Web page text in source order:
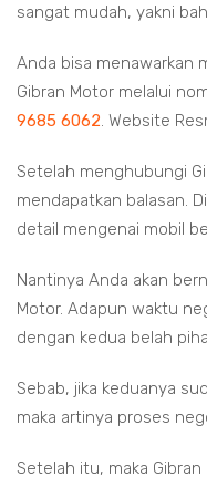
sangat mudah, yakni
Anda bisa menawarkan
Gibran Motor melalui
9685 6062 . Website
Setelah menghubungi
mendapatkan balasan.
detail mengenai mobil
Nantinya Anda akan
Motor. Adapun waktu
dengan kedua belah
Sebab, jika keduanya
maka artinya proses
Setelah itu, maka